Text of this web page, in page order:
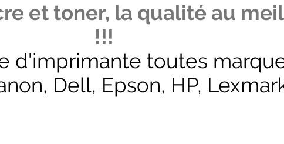
et toner, la qualité au
!!!
d'imprimante toutes
Dell, Epson, HP,